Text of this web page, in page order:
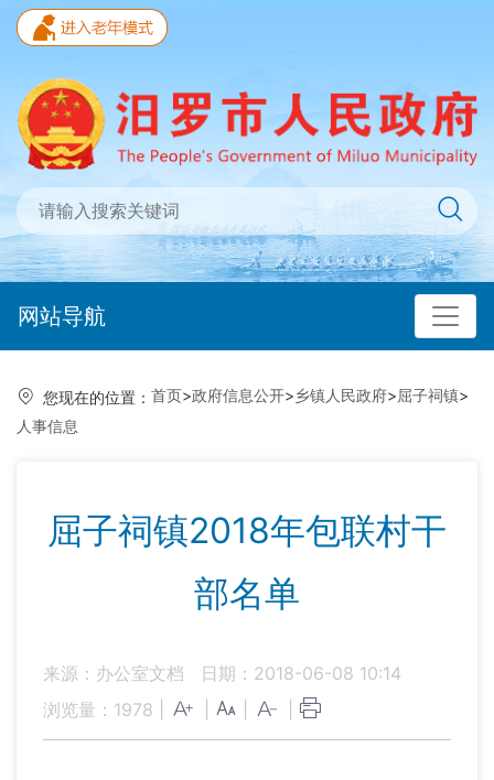
网站导航
您现在的位置： 首页>政府信息公开>乡镇人民政府>屈子祠镇>
人事信息
屈子祠镇2018年包联村干
部名单
来源：办公室文档
日期：2018-06-08 10:14
浏览量： 1978